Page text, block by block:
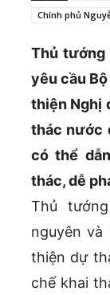
Chính phủ
Thủ tướng
yêu cầu
thiện Nghị
thác nước
có thể
thác, dễ
Thủ
nguyên
thiện dự
chế khai